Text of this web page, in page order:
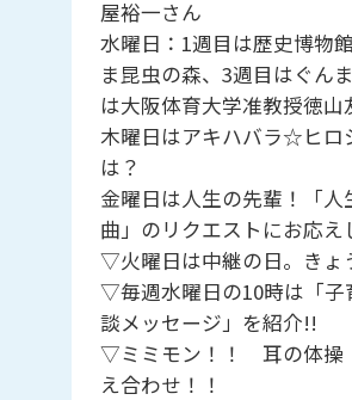
屋裕一さん
水曜日：1週目は歴史博物
ま昆虫の森、3週目はぐん
は大阪体育大学准教授徳山
木曜日はアキハバラ☆ヒロ
は？
金曜日は人生の先輩！「人
曲」のリクエストにお応え
▽火曜日は中継の日。きょ
▽毎週水曜日の10時は「子
談メッセージ」を紹介!!
▽ミミモン！！ 耳の体操
え合わせ！！